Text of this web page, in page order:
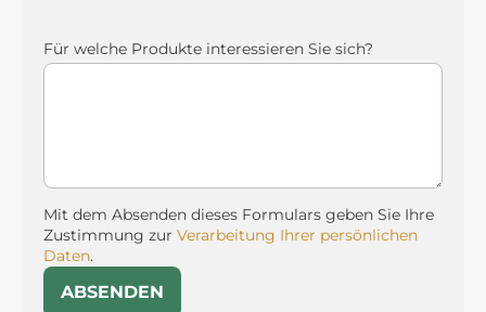
Für welche Produkte interessieren Sie sich?
Mit dem Absenden dieses Formulars geben Sie Ihre
Zustimmung zur Verarbeitung Ihrer persönlichen
Daten.
ABSENDEN